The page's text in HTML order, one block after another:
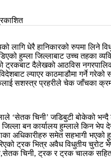
लागि धेरै हानिकारको रुपमा लिने
हुम्ला जिल्लाबाट उच्च तहका
ट्रकबाट दैलेखको आठविस
ल्याएर काठमाडौमा गर्ने
सशस्त्र प्रहरीले चेक जाँचका
‘सेतक चिनी’ जडिबुटी बोकेको
बन कार्यालय हुम्लाले किन भेप
अधिकारीहरु समेत सहभागी भएको
ट्रक भित्र अवैध विधुतीय चुरोट
चिनी, ट्रक र ट्रक चालक सहित